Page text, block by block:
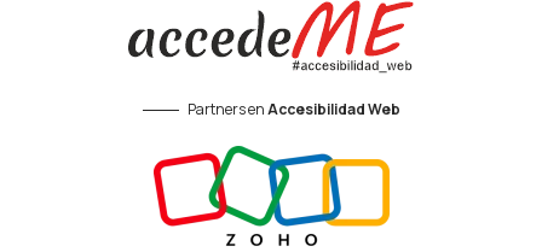
Partners enAccesibilidad Web